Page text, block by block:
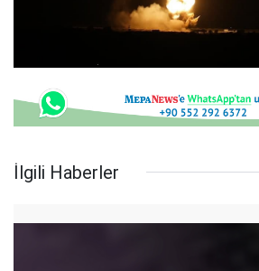
İlgili Haberler